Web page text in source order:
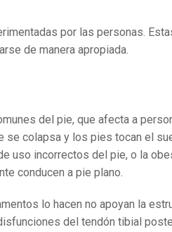
por las personas.
de manera apropiada.
del pie, que afecta a
se colapsa y los pies tocan el
uso incorrectos del pie, o la
conducen a pie plano.
lo hacen no apoyan la
del tendón tibial